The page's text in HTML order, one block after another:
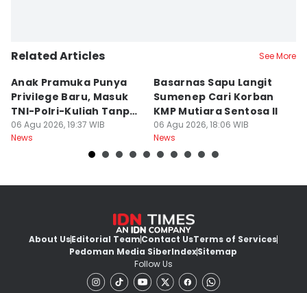
Related Articles See More
Anak Pramuka Punya
Privilege Baru, Masuk
TNI-Polri-Kuliah Tanpa
Tes
06 Agu 2026, 19:37 WIB
News
Basarnas Sapu Langit
Sumenep Cari Korban
KMP Mutiara Sentosa II
06 Agu 2026, 18:06 WIB
News
About UsEditorial TeamContact UsTerms of Services
Pedoman Media SiberIndexSitemap
Follow Us